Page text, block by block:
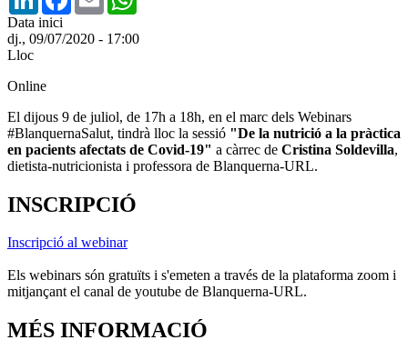
Data inici
dj., 09/07/2020 - 17:00
Lloc
Online
El dijous 9 de juliol, de 17h a 18h, en el marc dels Webinars
#BlanquernaSalut, tindrà lloc la sessió "De la nutrició a la pràctica
en pacients afectats de Covid-19" a càrrec de Cristina Soldevilla,
dietista-nutricionista i professora de Blanquerna-URL.
INSCRIPCIÓ
Inscripció al webinar
Els webinars són gratuïts i s'emeten a través de la plataforma zoom i
mitjançant el canal de youtube de Blanquerna-URL.
MÉS INFORMACIÓ